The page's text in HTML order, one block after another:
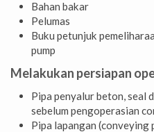
Bahan bakar
Pelumas
Buku petunjuk
pump
Melakukan persiapan
Pipa penyalur beton, seal
sebelum pengoperasian
Pipa lapangan (conveying